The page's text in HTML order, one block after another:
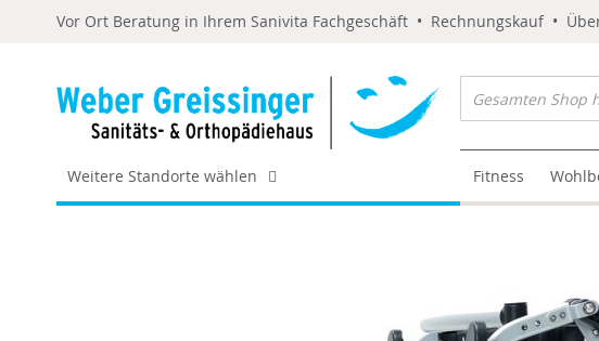
Vor Ort Beratung in Ihrem Sanivita Fachgeschäft • Rechnungskauf •
Weitere Standorte wählen Fitness